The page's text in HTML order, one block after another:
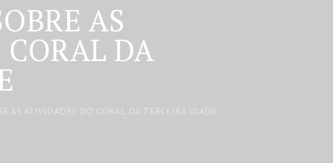
AS
DA
AS ATIVIDADES DO CORAL DA TERCEIRA IDADE